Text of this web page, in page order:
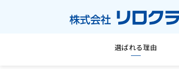
選ばれる理由